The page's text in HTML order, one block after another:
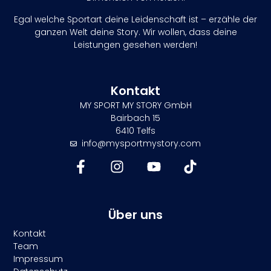
Egal welche Sportart deine Leidenschaft ist – erzähle der
ganzen Welt deine Story. Wir wollen, dass deine
Leistungen gesehen werden!
Kontakt
MY SPORT MY STORY GmbH
Bairbach 15
6410 Telfs
info@mysportmystory.com
Über uns
Kontakt
Team
Impressum